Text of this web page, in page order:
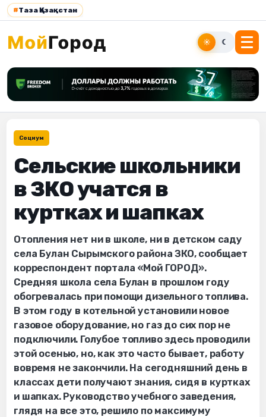
#Таза Қазақстан
☀ ☾
Социум
Сельские школьники
в ЗКО учатся в
куртках и шапках
Отопления нет ни в школе, ни в детском саду
села Булан Сырымского района ЗКО, сообщает
корреспондент портала «Мой ГОРОД».
Средняя школа села Булан в прошлом году
обогревалась при помощи дизельного топлива.
В этом году в котельной установили новое
газовое оборудование, но газ до сих пор не
подключили. Голубое топливо здесь проводили
этой осенью, но, как это часто бывает, работу
вовремя не закончили. На сегодняшний день в
классах дети получают знания, сидя в куртках
и шапках. Руководство учебного заведения,
глядя на все это, решило по максимуму